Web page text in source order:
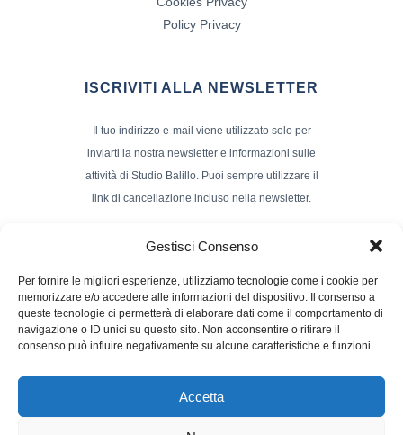
Gestisci Consenso
Per fornire le migliori esperienze, utilizziamo tecnologie come i cookie per
memorizzare e/o accedere alle informazioni del dispositivo. Il consenso a
queste tecnologie ci permetterà di elaborare dati come il comportamento di
navigazione o ID unici su questo sito. Non acconsentire o ritirare il
consenso può influire negativamente su alcune caratteristiche e funzioni.
Accetta
Policy Privacy
ISCRIVITI ALLA NEWSLETTER
Il tuo indirizzo e-mail viene utilizzato solo per
inviarti la nostra newsletter e informazioni sulle
attività di Studio Balillo. Puoi sempre utilizzare il
link di cancellazione incluso nella newsletter.
Nome e Cognome